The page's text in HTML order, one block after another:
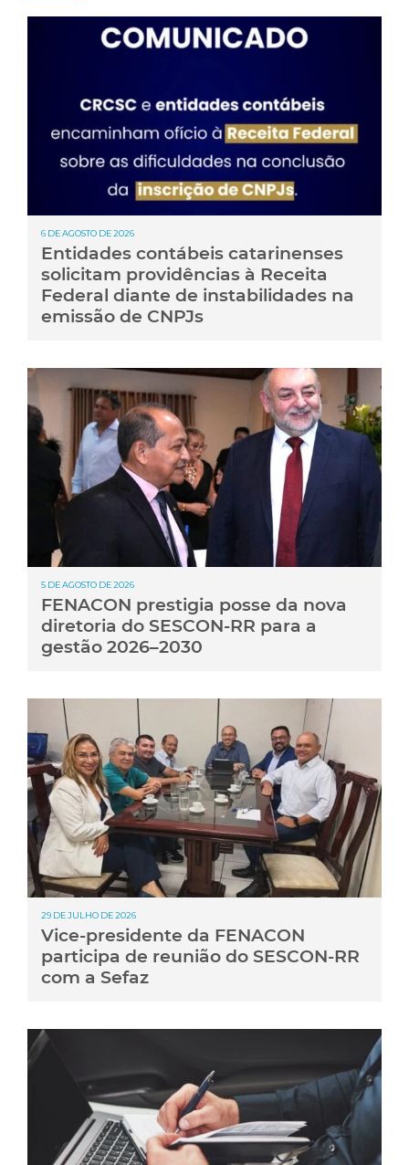
6 DE AGOSTO DE 2026
Entidades contábeis catarinenses
solicitam providências à Receita
Federal diante de instabilidades na
emissão de CNPJs
5 DE AGOSTO DE 2026
FENACON prestigia posse da nova
diretoria do SESCON-RR para a
gestão 2026–2030
29 DE JULHO DE 2026
Vice-presidente da FENACON
participa de reunião do SESCON-RR
com a Sefaz